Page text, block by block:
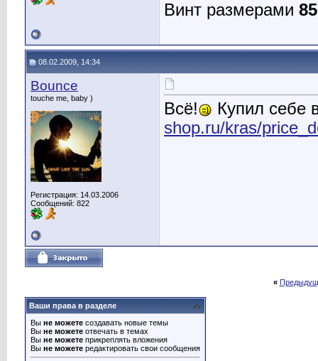
Винт размерами
08.02.2009, 14:34
Bounce
touche me, baby )
Регистрация: 14.03.2006
Сообщений: 822
Всё!
Купил себе
shop.ru/kras/
«
Ваши права в разделе
Вы не можете создавать новые темы
Вы не можете отвечать в темах
Вы не можете прикреплять вложения
Вы не можете редактировать свои сообщения